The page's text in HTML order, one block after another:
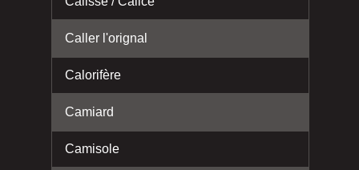
Caller l'orignal
Calorifère
Camiard
Camisole